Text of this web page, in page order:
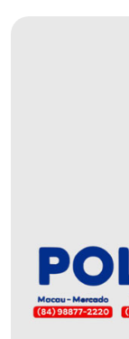
RURAL
DIA